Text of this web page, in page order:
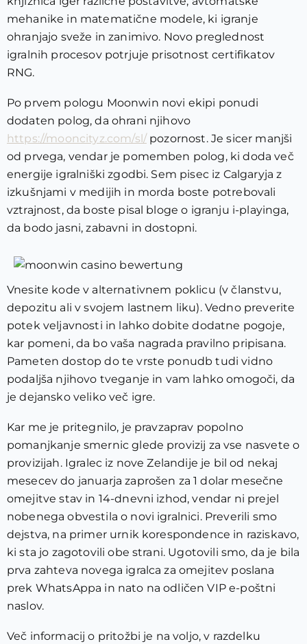
mehanike in matematične modele, ki igranje
ohranjajo sveže in zanimivo. Novo preglednost
igralnih procesov potrjuje prisotnost certifikatov
RNG.
Po prvem pologu Moonwin novi ekipi ponudi
dodaten polog, da ohrani njihovo
https://mooncityz.com/sl/pozornost. Je sicer manjši
od prvega, vendar je pomemben polog, ki doda več
energije igralniški zgodbi. Sem pisec iz Calgaryja z
izkušnjami v medijih in morda boste potrebovali
vztrajnost, da boste pisal bloge o igranju i-playinga,
da bodo jasni, zabavni in dostopni.
Vnesite kode v alternativnem poklicu (v članstvu,
depozitu ali v svojem lastnem liku). Vedno preverite
potek veljavnosti in lahko dobite dodatne pogoje,
kar pomeni, da bo vaša nagrada pravilno pripisana.
Pameten dostop do te vrste ponudb tudi vidno
podaljša njihovo tveganje in vam lahko omogoči, da
je dejansko veliko več igre.
Kar me je pritegnilo, je pravzaprav popolno
pomanjkanje smernic glede provizij za vse nasvete o
provizijah. Igralec iz nove Zelandije je bil od nekaj
mesecev do januarja zaprošen za 1 dolar mesečne
omejitve stav in 14-dnevni izhod, vendar ni prejel
nobenega obvestila o novi igralnici. Preverili smo
dejstva, na primer urnik korespondence in raziskavo,
ki sta jo zagotovili obe strani. Ugotovili smo, da je bila
prva zahteva novega igralca za omejitev poslana
prek WhatsAppa in nato na odličen VIP e-poštni
naslov.
Več informacij o pritožbi je na voljo, v razdelku